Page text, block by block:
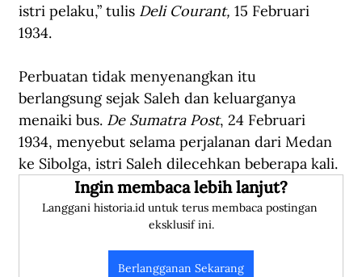
istri pelaku,” tulis Deli Courant, 15 Februari
1934.
Perbuatan tidak menyenangkan itu
berlangsung sejak Saleh dan keluarganya
menaiki bus. De Sumatra Post, 24 Februari
1934, menyebut selama perjalanan dari Medan
ke Sibolga, istri Saleh dilecehkan beberapa kali.
Ingin membaca lebih lanjut?
Langgani historia.id untuk terus membaca postingan
eksklusif ini.
Berlangganan Sekarang